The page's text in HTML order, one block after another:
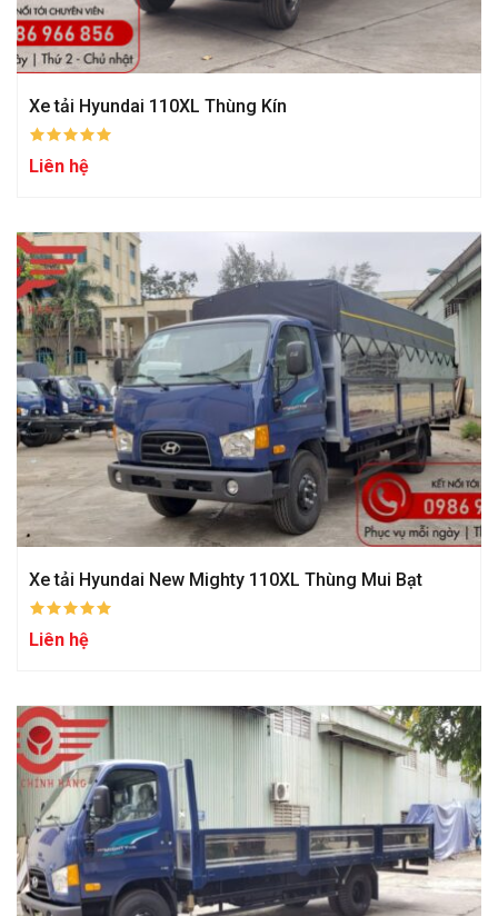
Xe tải Hyundai 110XL Thùng Kín
Liên hệ
Xe tải Hyundai New Mighty 110XL Thùng Mui Bạt
Liên hệ